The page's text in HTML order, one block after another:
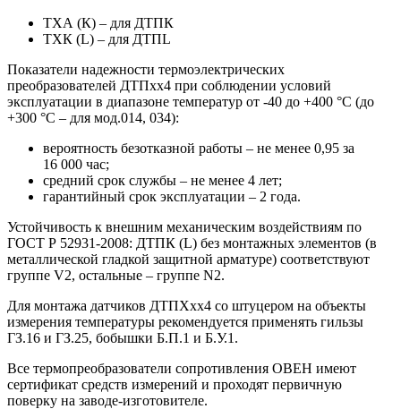
ТХА (К) – для ДТПК
ТХК (L) – для ДТПL
Показатели надежности термоэлектрических
преобразователей ДТПхх4 при соблюдении условий
эксплуатации в диапазоне температур от -40 до +400 °С (до
+300 °С – для мод.014, 034):
вероятность безотказной работы – не менее 0,95 за
16 000 час;
средний срок службы – не менее 4 лет;
гарантийный срок эксплуатации – 2 года.
Устойчивость к внешним механическим воздействиям по
ГОСТ Р 52931-2008: ДТПК (L) без монтажных элементов (в
металлической гладкой защитной арматуре) соответствуют
группе V2, остальные – группе N2.
Для монтажа датчиков ДТПХхх4 со штуцером на объекты
измерения температуры рекомендуется применять гильзы
ГЗ.16 и ГЗ.25, бобышки Б.П.1 и Б.У.1.
Все термопреобразователи сопротивления ОВЕН имеют
сертификат средств измерений и проходят первичную
поверку на заводе-изготовителе.